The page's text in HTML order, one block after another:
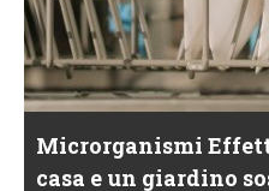
Microrganismi
casa e un giardino